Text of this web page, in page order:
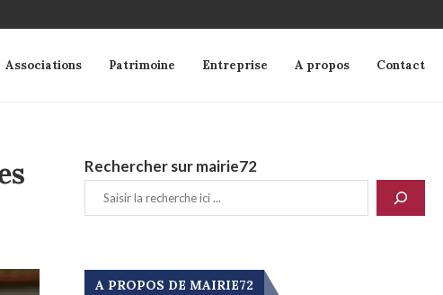
Associations Patrimoine Entreprise A propos Contact
Rechercher sur mairie72
A PROPOS DE MAIRIE72